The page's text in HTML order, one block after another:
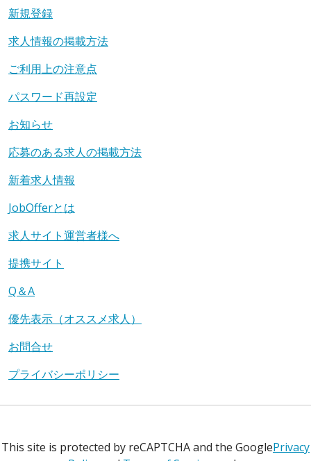
新規登録
求人情報の掲載方法
ご利用上の注意点
パスワード再設定
お知らせ
応募のある求人の掲載方法
新着求人情報
JobOfferとは
求人サイト運営者様へ
提携サイト
Q＆A
優先表示（オススメ求人）
お問合せ
プライバシーポリシー
This site is protected by reCAPTCHA and the GooglePrivacy